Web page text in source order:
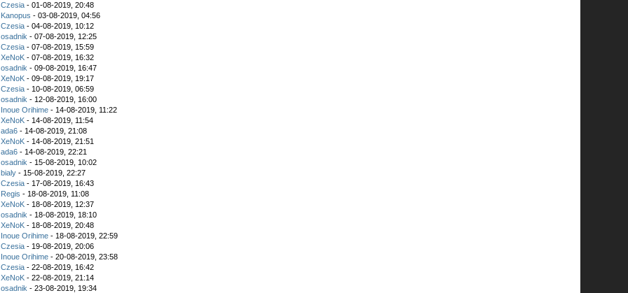
Czesia - 01-08-2019, 20:48
Kanopus - 03-08-2019, 04:56
Czesia - 04-08-2019, 10:12
osadnik - 07-08-2019, 12:25
Czesia - 07-08-2019, 15:59
XeNoK - 07-08-2019, 16:32
osadnik - 09-08-2019, 16:47
XeNoK - 09-08-2019, 19:17
Czesia - 10-08-2019, 06:59
osadnik - 12-08-2019, 16:00
Inoue Orihime - 14-08-2019, 11:22
XeNoK - 14-08-2019, 11:54
ada6 - 14-08-2019, 21:08
XeNoK - 14-08-2019, 21:51
ada6 - 14-08-2019, 22:21
osadnik - 15-08-2019, 10:02
bialy - 15-08-2019, 22:27
Czesia - 17-08-2019, 16:43
Regis - 18-08-2019, 11:08
XeNoK - 18-08-2019, 12:37
osadnik - 18-08-2019, 18:10
XeNoK - 18-08-2019, 20:48
Inoue Orihime - 18-08-2019, 22:59
Czesia - 19-08-2019, 20:06
Inoue Orihime - 20-08-2019, 23:58
Czesia - 22-08-2019, 16:42
XeNoK - 22-08-2019, 21:14
osadnik - 23-08-2019, 19:34